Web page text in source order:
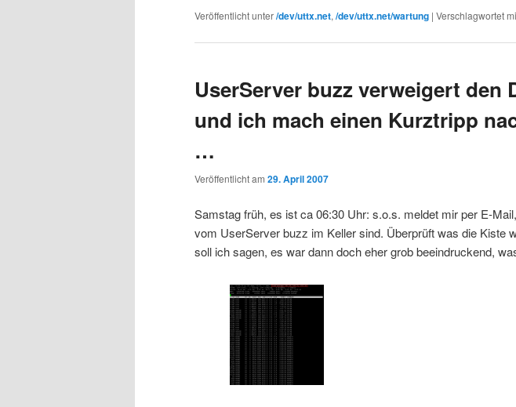
Veröffentlicht unter/dev/uttx.net, /dev/uttx.net/wartung | Verschlagwortet
UserServer buzz verweigert den
und ich mach einen Kurztripp
…
Veröffentlicht am 29. April 2007
Samstag früh, es ist ca 06:30 Uhr: s.o.s. meldet mir per E-
vom UserServer buzz im Keller sind. Überprüft was die Kiste
soll ich sagen, es war dann doch eher grob beeindruckend,